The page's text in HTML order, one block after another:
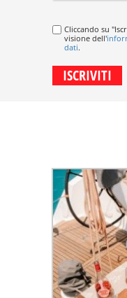
Cliccando su
visione dell'
dati.